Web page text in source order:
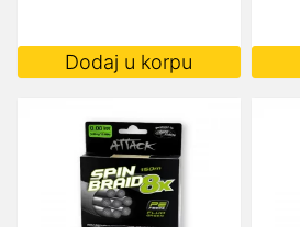
Dodaj u korpu